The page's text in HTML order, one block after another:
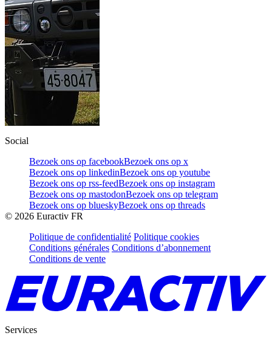
Social
Bezoek ons op facebookBezoek ons op x
Bezoek ons op linkedinBezoek ons op youtube
Bezoek ons op rss-feedBezoek ons op instagram
Bezoek ons op mastodonBezoek ons op telegram
Bezoek ons op blueskyBezoek ons op threads
© 2026 Euractiv FR
Politique de confidentialité Politique cookies
Conditions générales Conditions d’abonnement
Conditions de vente
Services